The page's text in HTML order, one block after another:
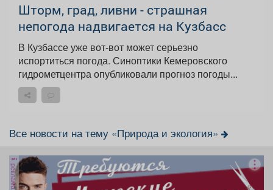
Шторм, град, ливни - страшная
непогода надвигается на Кузбасс
В Кузбассе уже вот-вот может серьезно
испортиться погода. Синоптики Кемеровского
гидрометцентра опубликовали прогноз погоды...
Все новости на тему «Природа и экология»
реклама